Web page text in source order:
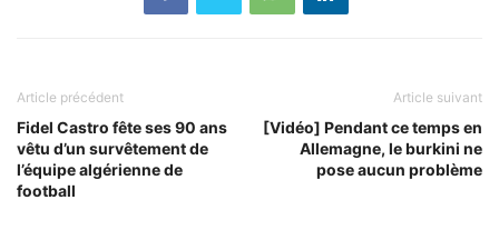
Article précédent
Fidel Castro fête ses 90 ans
vêtu d’un survêtement de
l’équipe algérienne de
football
Article suivant
[Vidéo] Pendant ce temps en
Allemagne, le burkini ne
pose aucun problème